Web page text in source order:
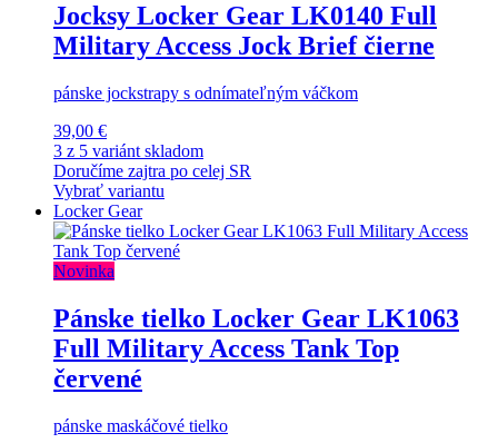
Jocksy Locker Gear LK0140 Full
Military Access Jock Brief čierne
pánske jockstrapy s odnímateľným váčkom
39,00 €
3 z 5 variánt skladom
Doručíme zajtra po celej SR
Vybrať variantu
Locker Gear
Novinka
Pánske tielko Locker Gear LK1063
Full Military Access Tank Top
červené
pánske maskáčové tielko